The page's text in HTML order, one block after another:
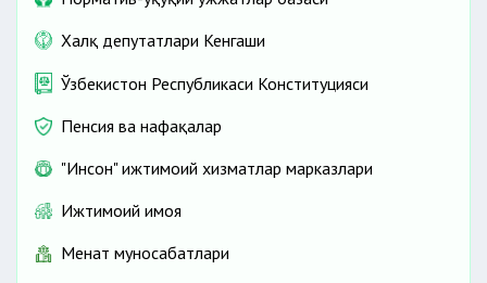
Халқ депутатлари Кенгаши
Ўзбекистон Республикаси Конституцияси
Пенсия ва нафақалар
"Инсон" ижтимоий хизматлар марказлари
Ижтимоий ҳимоя
Меҳнат муносабатлари